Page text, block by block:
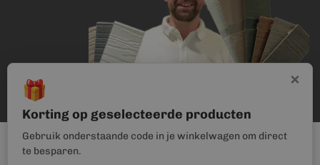
×
🎁
Korting op geselecteerde producten
Gebruik onderstaande code in je winkelwagen om direct
te besparen.